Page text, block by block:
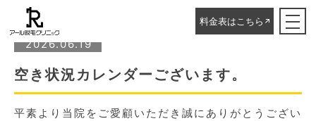
料金表はこちら
ホーム 空き状況カレンダーございます。
2026.06.19
空き状況カレンダーございます。
平素より当院をご愛顧いただき誠にありがとうござい